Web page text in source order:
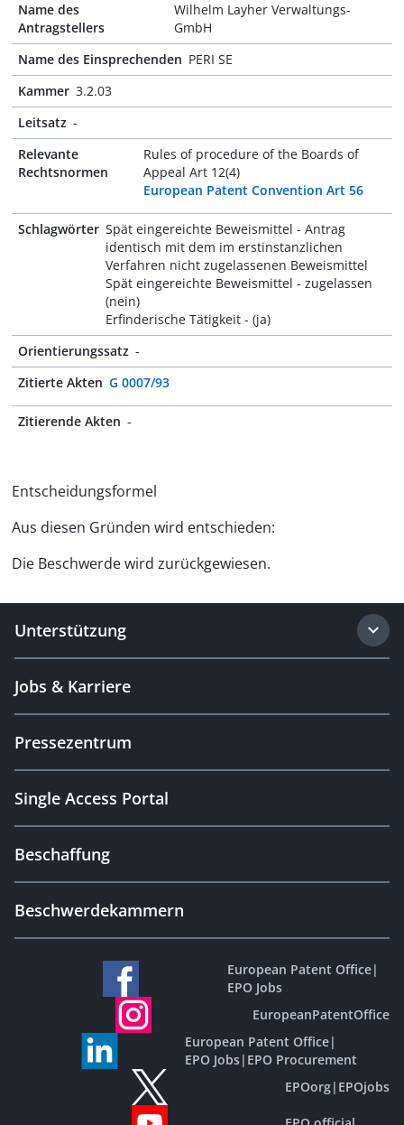
Name des
Antragstellers
Wilhelm Layher Verwaltungs-
GmbH
Name des Einsprechenden PERI SE
Kammer 3.2.03
Leitsatz -
Relevante
Rechtsnormen
Rules of procedure of the Boards of
Appeal Art 12(4)
European Patent Convention Art 56
Schlagwörter Spät eingereichte Beweismittel - Antrag
identisch mit dem im erstinstanzlichen
Verfahren nicht zugelassenen Beweismittel
Spät eingereichte Beweismittel - zugelassen
(nein)
Erfinderische Tätigkeit - (ja)
Orientierungssatz -
Zitierte Akten G 0007/93
Zitierende Akten -
Entscheidungsformel
Aus diesen Gründen wird entschieden:
Die Beschwerde wird zurückgewiesen.
Unterstützung
Jobs & Karriere
Pressezentrum
Single Access Portal
Beschaffung
Beschwerdekammern
European Patent Office|
EPO Jobs
EuropeanPatentOffice
European Patent Office|
EPO Jobs| EPO Procurement
EPOorg| EPOjobs